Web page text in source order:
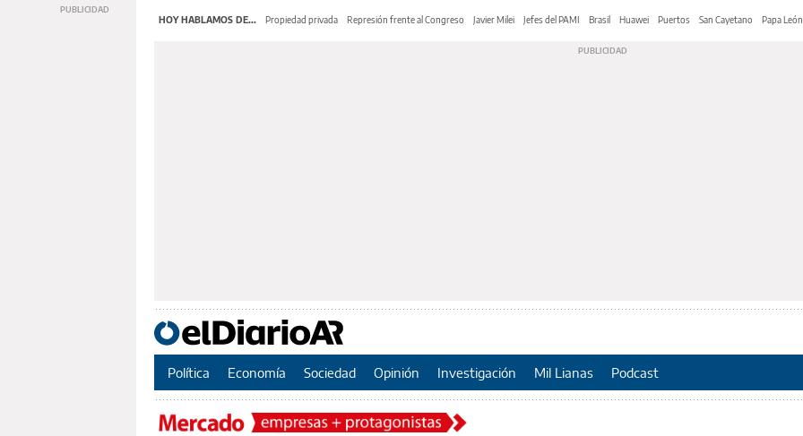
HOY HABLAMOS DE... Propiedad privada Represión frente al Congreso Javier Milei Jefes del PAMI Brasil Huawei Puertos San Cayetano Papa
Política Economía Sociedad Opinión Investigación Mil Lianas Podcast